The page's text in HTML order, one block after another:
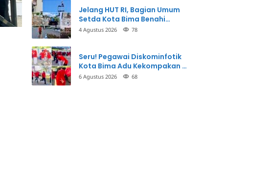
Jelang HUT RI, Bagian Umum
Setda Kota Bima Benahi
Kantor Pemkot
4 Agustus 2026 78
Seru! Pegawai Diskominfotik
Kota Bima Adu Kekompakan di
Lomba HUT RI
6 Agustus 2026 68